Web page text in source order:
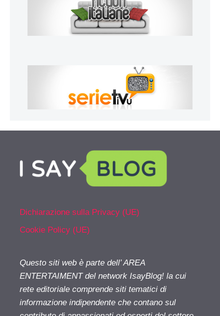
Dichiarazione sulla Privacy (UE)
Cookie Policy (UE)
Questo siti web è parte dell’ AREA
ENTERTAIMENT del network IsayBlog! la cui
rete editoriale comprende siti tematici di
informazione indipendente che contano sul